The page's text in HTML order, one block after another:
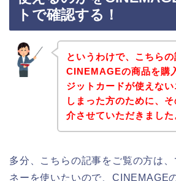
トで確認する！
というわけで、こちらの
CINEMAGEの商品を購
ジットカードが使えな
しまった方のために、
介させていただきました
多分、こちらの記事をご覧の方は
ネーを使いたいので、CINEMAGE